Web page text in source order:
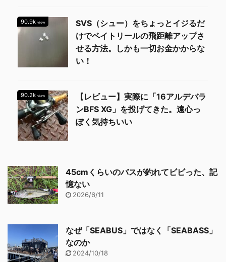
90.9k view
SVS（シュー）をちょっとイジるだ
けでベイトリールの飛距離アップさ
せる方法。しかも一切お金かからな
い！
90.2k view
【レビュー】実際に「16アルデバラ
ンBFS XG」を投げてきた。遠心っ
ぽく気持ちいい
45cmくらいのバスが釣れてビビった、記
憶ない
2026/6/11
なぜ「SEABUS」ではなく「SEABASS」
なのか
2024/10/18